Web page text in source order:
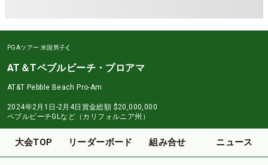
PGAツアー 米国男子
AT＆Tペブルビーチ・プロアマ
AT&T Pebble Beach Pro-Am
2024年2月1日-2月4日 賞金総額 $20,000,000
ペブルビーチGLなど（カリフォルニア州）
大会TOP リーダーボード 組み合せ ニュース